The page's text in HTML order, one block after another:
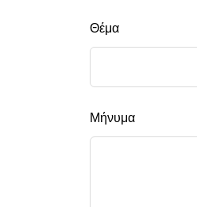
Θέμα
Μήνυμα